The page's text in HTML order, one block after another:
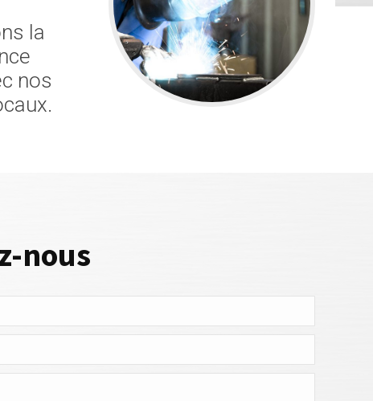
la
nos
nous